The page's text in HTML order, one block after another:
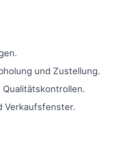
und Zustellung.
Verkaufsfenster.